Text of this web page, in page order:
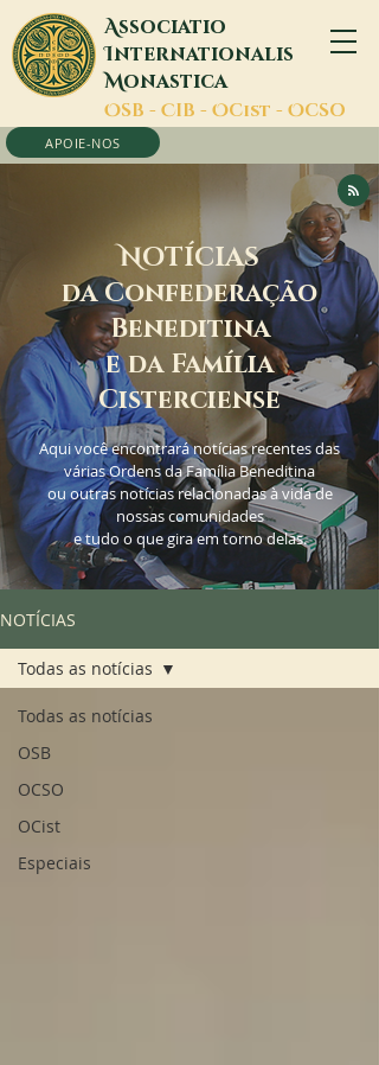
Associatio
Internationalis
Monastica
OSB - CIB - OCist - OCSO
APOIE-NOS
NOTÍCIAS
da Confederação
Beneditina
e da Família
Cisterciense
Aqui você encontrará notícias recentes das
várias Ordens da Família Beneditina
ou outras notícias relacionadas à vida de
nossas comunidades
e tudo o que gira em torno delas.
NOTÍCIAS
Todas as notícias
OSB
OCSO
OCist
Especiais
Todas as notícias